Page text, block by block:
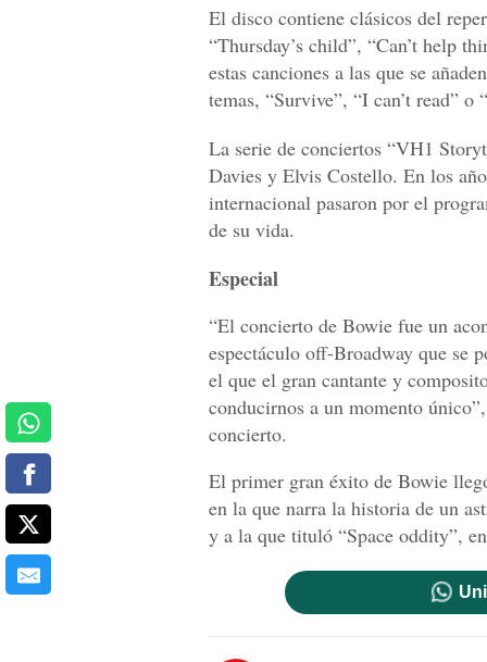
El disco contiene clásicos del
“Thursday’s child”, “Can’t help
estas canciones a las que se
temas, “Survive”, “I can’t read”
La serie de conciertos “VH1
Davies y Elvis Costello. En los
internacional pasaron por el
de su vida.
Especial
“El concierto de Bowie fue un
espectáculo off-Broadway que se
el que el gran cantante y
conducirnos a un momento
concierto.
El primer gran éxito de Bowie
en la que narra la historia de un
y a la que tituló “Space oddity”,